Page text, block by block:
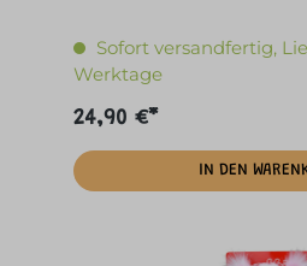
Sofort versandfertig,
Werktage
24,90 €*
IN DEN